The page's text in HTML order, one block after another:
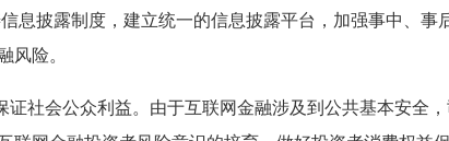
息披露制度，建立统一的信息披露平台，加强事中、事
险。
社会公众利益。由于互联网金融涉及到公共基本安全，